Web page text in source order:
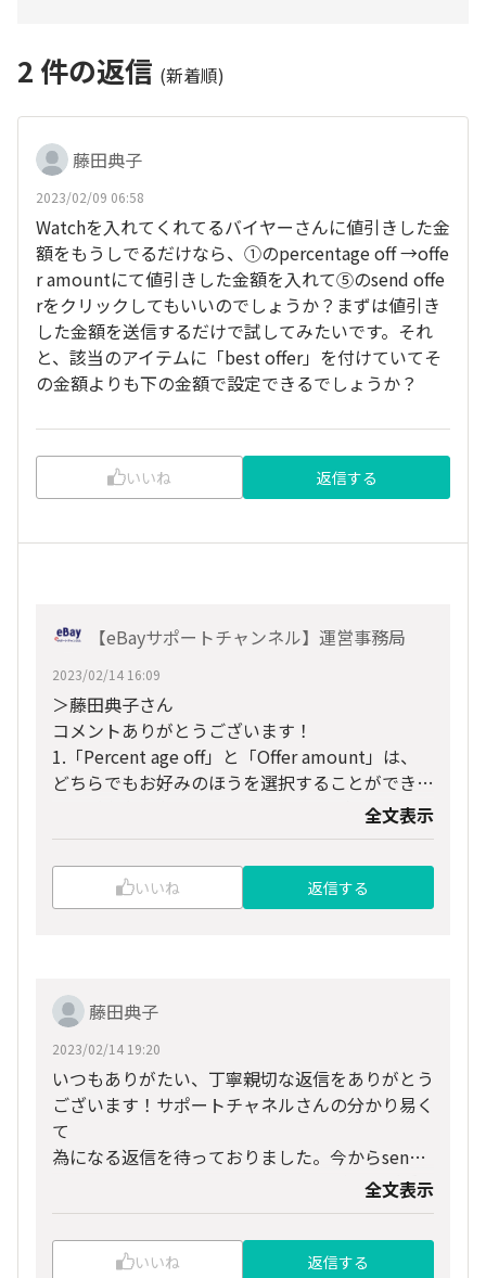
2 件の返信 (新着順)
藤田典子
2023/02/09 06:58
Watchを入れてくれてるバイヤーさんに値引きした金
額をもうしでるだけなら、①のpercentage off →offe
r amountにて値引きした金額を入れて⑤のsend offe
rをクリックしてもいいのでしょうか？まずは値引き
した金額を送信するだけで試してみたいです。それ
と、該当のアイテムに「best offer」を付けていてそ
の金額よりも下の金額で設定できるでしょうか？
いいね 返信する
【eBayサポートチャンネル】運営事務局
2023/02/14 16:09
＞藤田典子さん
コメントありがとうございます！
1.「Percent age off」と「Offer amount」は、
どちらでもお好みのほうを選択することができま
す。ご都合に合わせて、どちらかを選択して数値
を入力してからSend offerをクリックしてくださ
い。
2.「best offer」で設定した最低価格よりも低い
金額を設定することができます。
全文表示
いいね 返信する
藤田典子
2023/02/14 19:20
いつもありがたい、丁寧親切な返信をありがとう
ございます！サポートチャネルさんの分かり易く
て
為になる返信を待っておりました。今からsend
offerするつもりです。ほんとにありがとうござ
います！！
全文表示
いいね 返信する